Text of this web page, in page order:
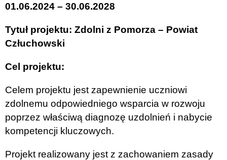
01.06.2024 – 30.06.2028
Tytuł projektu: Zdolni z Pomorza – Powiat
Człuchowski
Cel projektu:
Celem projektu jest zapewnienie uczniowi
zdolnemu odpowiedniego wsparcia w rozwoju
poprzez właściwą diagnozę uzdolnień i nabycie
kompetencji kluczowych.
Projekt realizowany jest z zachowaniem zasady